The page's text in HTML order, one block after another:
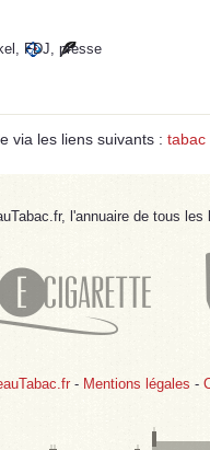
, FDJ, presse
via les liens suivants : tabac
l'annuaire de tous
- Mentions légales -